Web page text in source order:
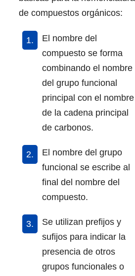
de compuestos orgánicos:
El nombre del
compuesto se forma
combinando el nombre
del grupo funcional
principal con el nombre
de la cadena principal
de carbonos.
El nombre del grupo
funcional se escribe al
final del nombre del
compuesto.
Se utilizan prefijos y
sufijos para indicar la
presencia de otros
grupos funcionales o